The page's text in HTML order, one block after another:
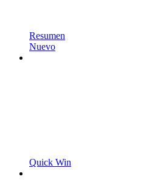
Resumen
Nuevo
Quick Win